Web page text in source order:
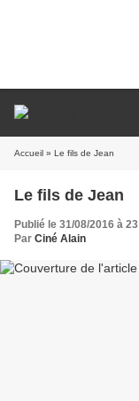
Accueil » Le fils de Jean
Le fils de Jean
Publié le 31/08/2016 à
Par Ciné Alain